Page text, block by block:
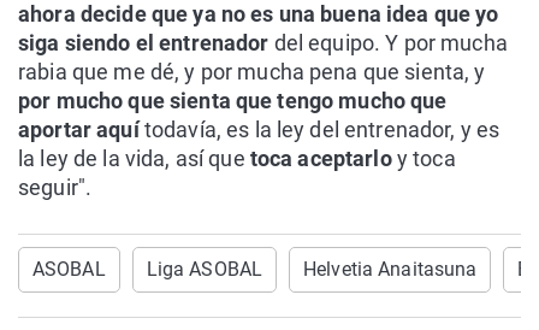
ahora decide que ya no es una buena idea que yo
siga siendo el entrenador del equipo. Y por mucha
rabia que me dé, y por mucha pena que sienta, y
por mucho que sienta que tengo mucho que
aportar aquítodavía, es la ley del entrenador, y es
la ley de la vida, así que toca aceptarloy toca
seguir".
ASOBAL Liga ASOBAL Helvetia Anaitasuna